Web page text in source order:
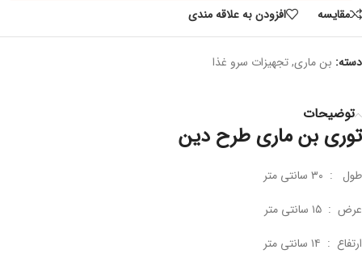
مقايسه افزودن به علاقه مندی
دسته: بن ماری,تجهیزات سرو غذا
توضیحات
توری بن ماری طرح دین
طول : ۳۰ سانتی متر
عرض : ۱۵ سانتی متر
ارتفاع : ۱۴ سانتی متر